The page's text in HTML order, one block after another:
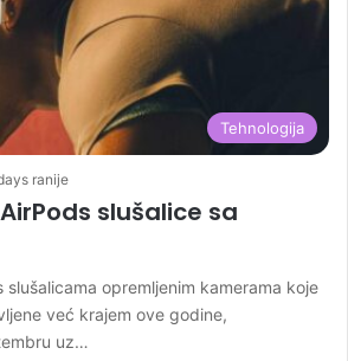
Tehnologija
ranije
slušalice sa
slušalicama opremljenim kamerama koje
već krajem ove godine,
uz…